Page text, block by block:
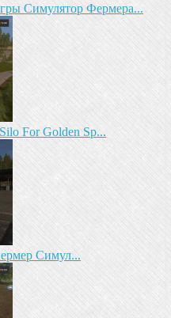
Симулятор Фермера...
For Golden Sp...
Симул...